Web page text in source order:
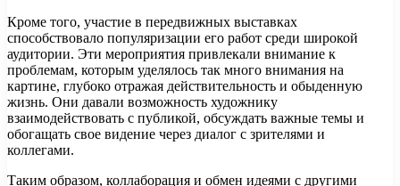
Кроме того, участие в передвижных выставках
способствовало популяризации его работ среди широкой
аудитории. Эти мероприятия привлекали внимание к
проблемам, которым уделялось так много внимания на
картине, глубоко отражая действительность и обыденную
жизнь. Они давали возможность художнику
взаимодействовать с публикой, обсуждать важные темы и
обогащать свое видение через диалог с зрителями и
коллегами.
Таким образом, коллаборация и обмен идеями с другими